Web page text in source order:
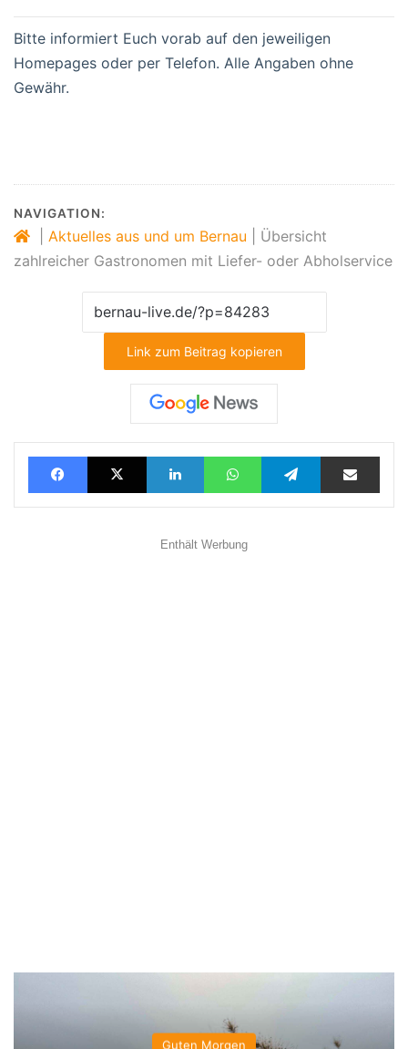
Bitte informiert Euch vorab auf den jeweiligen
Homepages oder per Telefon. Alle Angaben ohne
Gewähr.
NAVIGATION:
Aktuelles aus und um Bernau
Übersicht
zahlreicher Gastronomen mit Liefer- oder Abholservice
Link zum Beitrag kopieren
FacebookX LinkedInWhatsAppTelegramTeilen via E-Mail
Enthält Werbung
Guten Morgen